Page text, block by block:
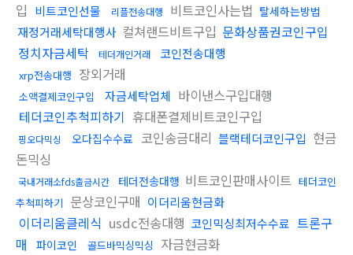
입 비트코인선물 리플전송대행 비트코인사는법 탈세하는방법
재정거래세탁대행사 컬쳐랜드비트구입 문화상품권코인구입
정치자금세탁
테더개인거래 코인전송대행
xrp전송대행 장외거래
소액결제코인구입 자금세탁업체 바이낸스구입대행
테더코인추척피하기 휴대폰결제비트코인구입
핑오다믹싱 오다집수수료 코인송금대리 블랙테더코인구입 현금
돈믹싱
국내거래소fds출금시간 테더전송대행 비트코인판매사이트 테더코인
추척피하기 문상코인구매 이더리움현금화
이더리움클레식 usdc전송대행 코인믹싱최저수수료 트론구
매
파이코인 골드바믹싱믹싱 자금현금화